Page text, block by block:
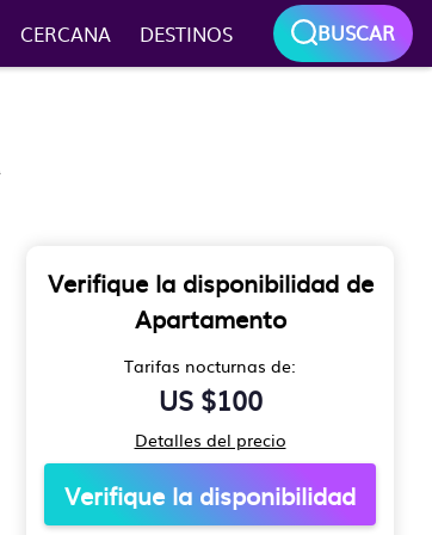
CERCANA DESTINOS BUSCAR
Verifique la disponibilidad de
Apartamento
Tarifas nocturnas de:
US $100
Detalles del precio
Verifique la disponibilidad